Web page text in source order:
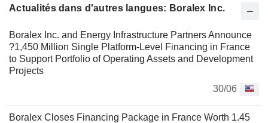
Actualités dans d'autres langues: Boralex Inc.
Boralex Inc. and Energy Infrastructure Partners Announce
?1,450 Million Single Platform-Level Financing in France
to Support Portfolio of Operating Assets and Development
Projects
30/06
Boralex Closes Financing Package in France Worth 1.45